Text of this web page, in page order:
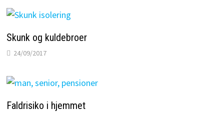
Skunk og kuldebroer
24/09/2017
Faldrisiko i hjemmet